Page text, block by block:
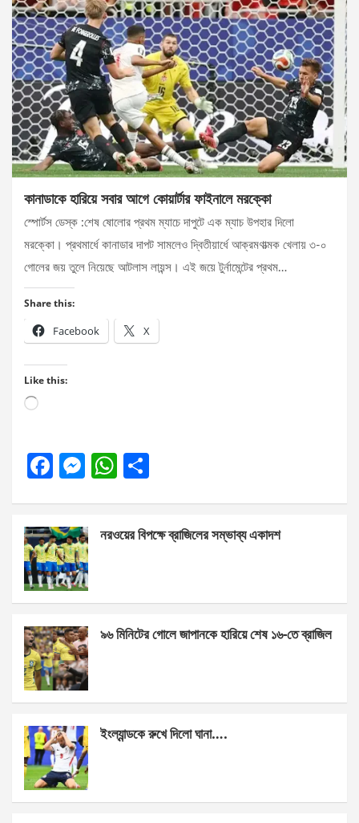
কানাডাকে হারিয়ে সবার আগে কোয়ার্টার ফাইনালে মরক্কো
স্পোর্টস ডেস্ক :শেষ ষোলোর প্রথম ম্যাচে দাপুটে এক ম্যাচ উপহার দিলো
মরক্কো। প্রথমার্ধে কানাডার দাপট সামলেও দ্বিতীয়ার্ধে আক্রমণাত্মক খেলায় ৩-০
গোলের জয় তুলে নিয়েছে আটলাস লায়ন্স। এই জয়ে টুর্নামেন্টের প্রথম…
Share this:
Facebook X
Like this:
Loading…
F
b
o
o
k
M
n
g
er
W
s
p
e
নরওয়ের বিপক্ষে ব্রাজিলের সম্ভাব্য একাদশ
৯৬ মিনিটের গোলে জাপানকে হারিয়ে শেষ ১৬-তে ব্রাজিল
ইংল্যান্ডকে রুখে দিলো ঘানা….